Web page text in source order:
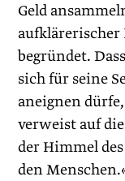
Geld
begründet.
sich für seine
aneignen
verweist auf
der Himmel
den